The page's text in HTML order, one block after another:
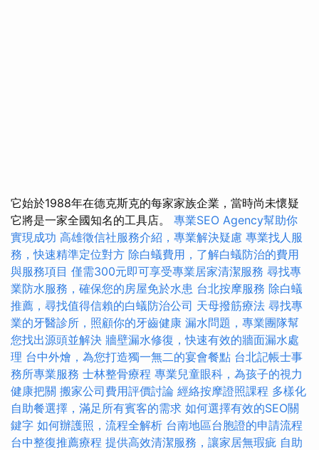
它始於1988年在德克斯克的每家家族企業，當時尚未懷疑
它將是一家全國知名的工具店。 專業SEO Agency幫助你
實現成功 高雄徵信社服務介紹，專業解決疑慮 專業找人服
務，快速精準定位對方 除白蟻費用，了解白蟻防治的費用
與服務項目 僅需300元即可享受專業居家清潔服務 尋找專
業防水服務，確保您的房屋免於水患 台北按摩服務 除白蟻
推薦，尋找值得信賴的白蟻防治公司 天母撥筋療法 尋找專
業的牙醫診所，照顧你的牙齒健康 漏水問題，專業團隊幫
您找出源頭並解決 牆壁漏水修復，快速有效的牆面漏水處
理 台中外燴，為您打造獨一無二的宴會餐點 台北記帳士事
務所專業服務 士林整骨療程 專業兒童眼科，為孩子的視力
健康把關 搬家公司費用評價討論 經絡按摩證照課程 多樣化
自助餐選擇，滿足所有賓客的需求 如何選擇有效的SEO關
鍵字 如何辦護照，流程全解析 台南地區台胞證的申請流程
台中整復推薦療程 提供高效清潔服務，讓家居無瑕疵 自助